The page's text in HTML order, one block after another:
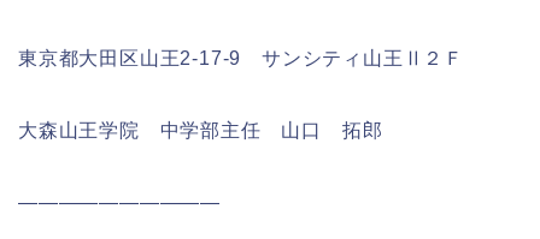
東京都大田区山王2‐17‐9 サンシティ山王Ⅱ２Ｆ
大森山王学院 中学部主任 山口 拓郎
――――――――――